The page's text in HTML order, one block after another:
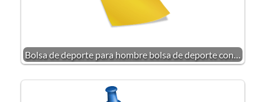
Bolsa de deporte para hombre bolsa de deporte con…